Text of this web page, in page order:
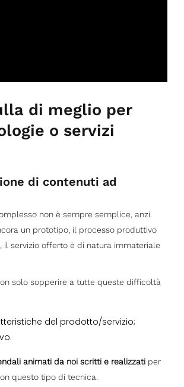
di meglio per
o servizi
di contenuti ad
non è sempre semplice, anzi.
un prototipo, il processo produttivo
il servizio offerto è di natura immateriale
solo sopperire a tutte queste difficoltà
del prodotto/servizio;
animati da noi scritti e realizzati per
questo tipo di tecnica.